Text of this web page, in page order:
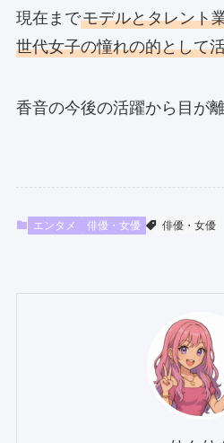
現在までモデルとタレント
世代女子の憧れの的として
香音の今後の活躍から目が
エンタメ 俳優・女優 俳優・女優